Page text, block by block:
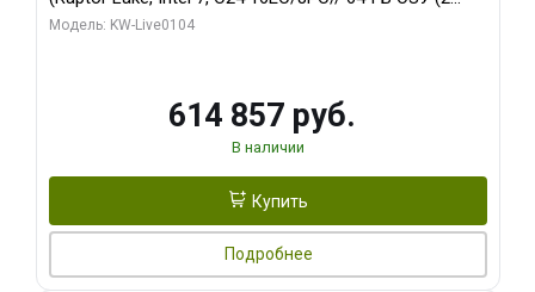
модуля)/ Afox RTX4090 24GB GDDR6X 384-Bit 3xDP
Модель: KW-Live0104
614 857 руб.
В наличии
Купить
Подробнее